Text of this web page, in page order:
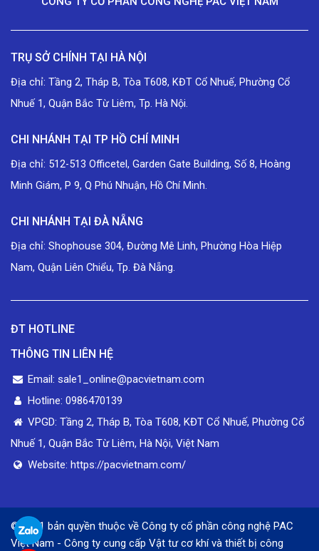
TRỤ SỞ CHÍNH TẠI HÀ NỘI
Địa chỉ: Tầng 2, Tháp B, Tòa T608, KĐT Cổ Nhuế, Phường Cổ
Nhuế 1, Quận Bắc Từ Liêm, Tp. Hà Nội.
CHI NHÁNH TẠI TP HỒ CHÍ MINH
Địa chỉ: 512-513 Officetel, Garden Gate Building, Số 8, Hoàng
Minh Giám, P 9, Q Phú Nhuận, Hồ Chí Minh.
CHI NHÁNH TẠI ĐÀ NẴNG
Địa chỉ: Shophouse 304, Đường Mê Linh, Phường Hòa Hiệp
Nam, Quận Liên Chiểu, Tp. Đà Nẵng.
ĐT HOTLINE
THÔNG TIN LIÊN HỆ
Email: sale1_online@pacvietnam.com
Hotline: 0986470139
VPGD: Tầng 2, Tháp B, Tòa T608, KĐT Cổ Nhuế, Phường Cổ
Nhuế 1, Quận Bắc Từ Liêm, Hà Nội, Việt Nam
Website: https://pacvietnam.com/
© 2021 bản quyền thuộc về Công ty cổ phần công nghệ PAC
Việt Nam - Công ty cung cấp Vật tư cơ khí và thiết bị công